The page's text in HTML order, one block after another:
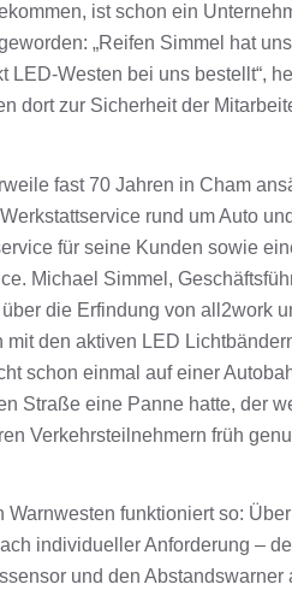
ist schon ein
„Reifen Simmel hat
LED-Westen bei uns bestellt“,
dort zur Sicherheit der
fast 70 Jahren in Cham
rund um Auto
für seine Kunden sowie
Michael Simmel,
die Erfindung von all2work
mit den aktiven LED
schon einmal auf einer
Straße eine Panne hatte, der
Verkehrsteilnehmern früh
Warnwesten funktioniert so:
individueller Anforderung –
und den Abstandswarner